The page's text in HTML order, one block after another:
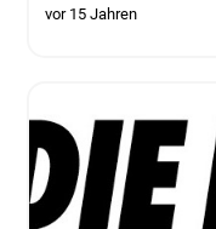
vor 15 Jahren